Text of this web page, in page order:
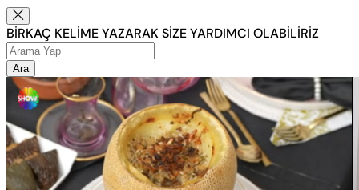
BİRKAÇ KELİME YAZARAK SİZE YARDIMCI OLABİLİRİZ
Ara